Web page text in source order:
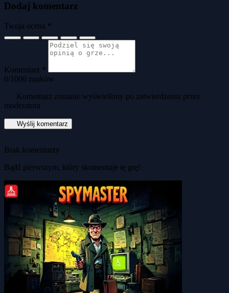
Dodaj komentarz
Twoja ocena *
Komentarz *
0/1000 znaków
Komentarz zostanie wyświetlony po zatwierdzeniu przez
moderatora
Wyślij komentarz
Brak komentarzy
Bądź pierwszym, który skomentuje tę grę!